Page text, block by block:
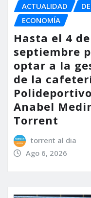
ACTUALIDAD
ECONOMÍA
Hasta el 4 de
septiembre
optar a la
de la
Polideportivo
Anabel
Torrent
torrent al dia
Ago 6, 2026